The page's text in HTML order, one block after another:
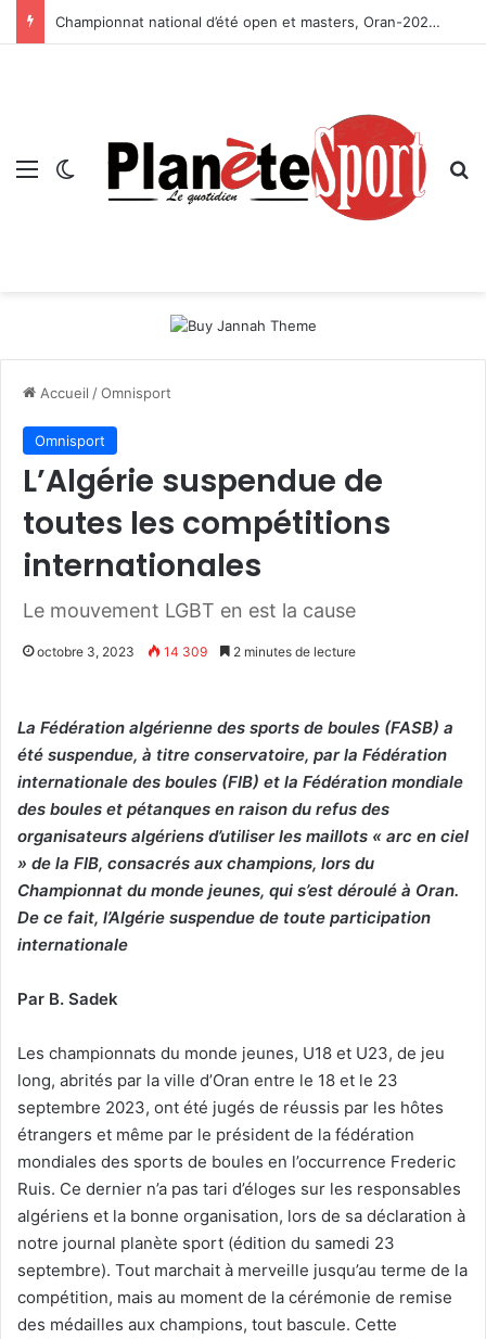
Championnat national d’été open et masters, Oran-2026 — Le CRB s’adjuge le titre
Menu Switch skin
Accueil /Omnisport
Omnisport
L’Algérie suspendue de
toutes les compétitions
internationales
Le mouvement LGBT en est la cause
octobre 3, 2023 14 309 2 minutes de lecture
La Fédération algérienne des sports de boules (FASB) a
été suspendue, à titre conservatoire, par la Fédération
internationale des boules (FIB) et la Fédération mondiale
des boules et pétanques en raison du refus des
organisateurs algériens d’utiliser les maillots « arc en ciel
» de la FIB, consacrés aux champions, lors du
Championnat du monde jeunes, qui s’est déroulé à Oran.
De ce fait, l’Algérie suspendue de toute participation
internationale
Par B. Sadek
Les championnats du monde jeunes, U18 et U23, de jeu
long, abrités par la ville d’Oran entre le 18 et le 23
septembre 2023, ont été jugés de réussis par les hôtes
étrangers et même par le président de la fédération
mondiales des sports de boules en l’occurrence Frederic
Ruis. Ce dernier n’a pas tari d’éloges sur les responsables
algériens et la bonne organisation, lors de sa déclaration à
notre journal planète sport (édition du samedi 23
septembre). Tout marchait à merveille jusqu’au terme de la
compétition, mais au moment de la cérémonie de remise
des médailles aux champions, tout bascule. Cette